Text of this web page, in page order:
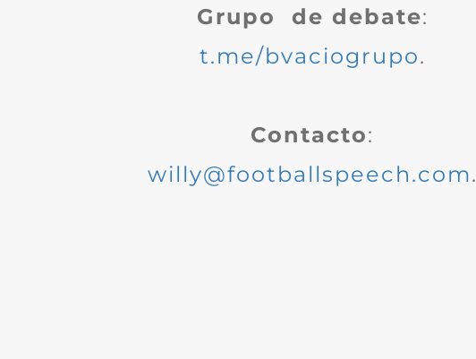
Grupo de debate:
t.me/bvaciogrupo.
Contacto:
willy@footballspeech.com.